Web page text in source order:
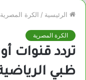
الرئيسية / الكرة المصرية
الكرة المصرية
تردد قنوات
ظبي الرياضية